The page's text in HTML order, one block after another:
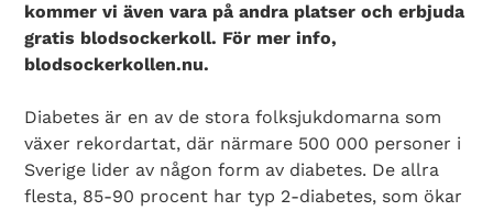
kommer vi även vara på andra platser och erbjuda
gratis blodsockerkoll. För mer info,
blodsockerkollen.nu.
Diabetes är en av de stora folksjukdomarna som
växer rekordartat, där närmare 500 000 personer i
Sverige lider av någon form av diabetes. De allra
flesta, 85-90 procent har typ 2-diabetes, som ökar